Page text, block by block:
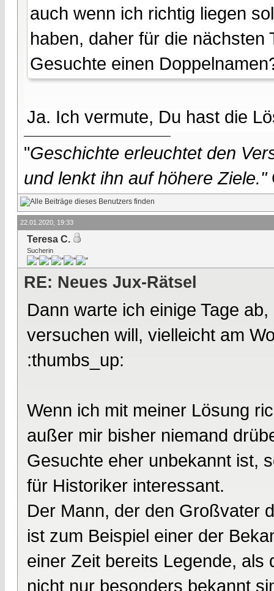
auch wenn ich richtig liegen
haben, daher für die nächsten
Gesuchte einen
Ja. Ich vermute, Du hast die
"Geschichte erleuchtet den
und lenkt ihn auf höhere Ziele."
22.01.2020, 19:33
Teresa C.
Sucherin
RE: Neues Jux-Rätsel
Dann warte ich einige Tage
versuchen will, vielleicht am
:thumbs_up:
Wenn ich mit meiner Lösung
außer mir bisher niemand
Gesuchte eher unbekannt ist,
für Historiker interessant.
Der Mann, der den Großvater
ist zum Beispiel einer der
einer Zeit bereits Legende, als
nicht nur besonders bekannt